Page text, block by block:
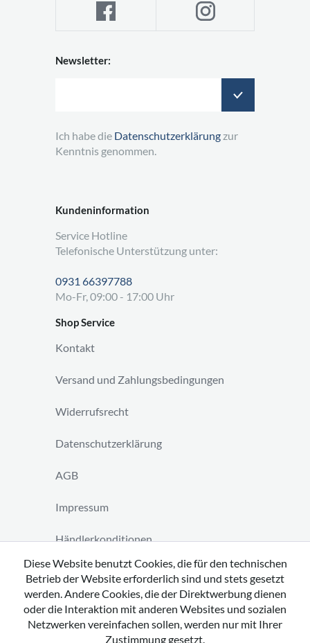
Kundeninformation
Service Hotline
Telefonische Unterstützung unter:
0931 66397788
Mo-Fr, 09:00 - 17:00 Uhr
Shop Service
Kontakt
Versand und Zahlungsbedingungen
Widerrufsrecht
Datenschutzerklärung
AGB
Impressum
Händlerkonditionen
Vertrag widerrufen
Newsletter:
Ich habe die Datenschutzerklärung zur
Kenntnis genommen.
Diese Website benutzt Cookies, die für den technischen
Betrieb der Website erforderlich sind und stets gesetzt
werden. Andere Cookies, die der Direktwerbung dienen
oder die Interaktion mit anderen Websites und sozialen
Netzwerken vereinfachen sollen, werden nur mit Ihrer
Zustimmung gesetzt.